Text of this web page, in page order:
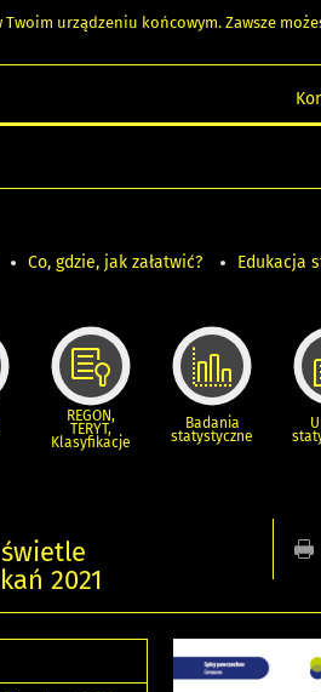
urządzeniu końcowym. Zawsze
Co, gdzie, jak załatwić? Edukacja
REGON,
TERYT,
Klasyfikacje
Badania
statystyczne
2021